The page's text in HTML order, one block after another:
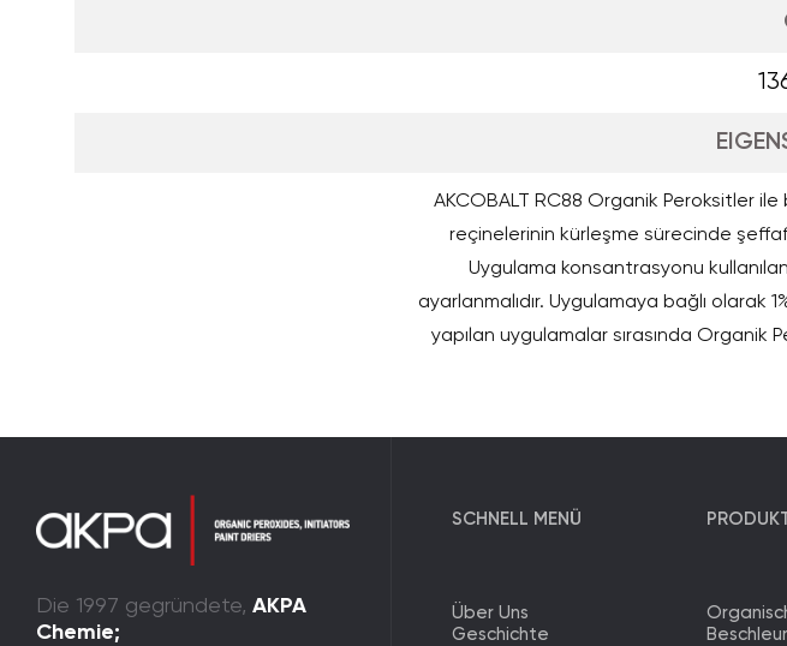
AKCOBALT RC88 Organik Peroksitler ile
reçinelerinin kürleşme sürecinde şeffaf
Uygulama konsantrasyonu
ayarlanmalıdır. Uygulamaya bağlı olarak
yapılan uygulamalar sırasında Organik
Die 1997 gegründete, AKPA
Chemie;
SCHNELL MENÜ
Über Uns
Geschichte